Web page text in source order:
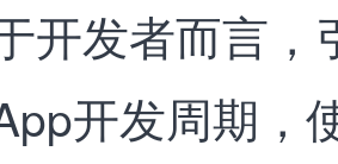
开发者而言，
开发周期，